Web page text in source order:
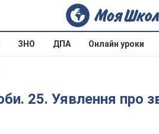
ЗНО ДПА Онлайн уроки